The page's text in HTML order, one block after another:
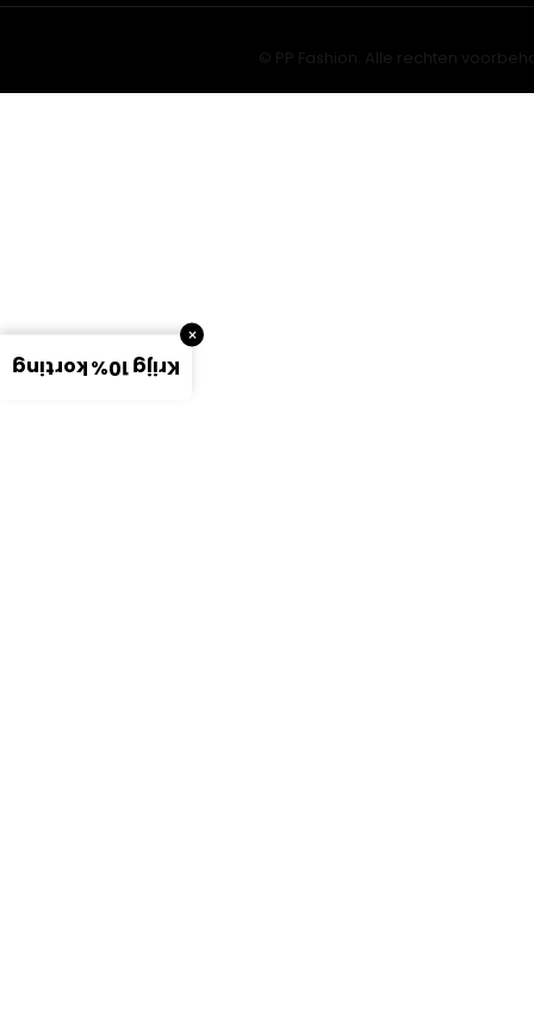
© PP Fashion. Alle rechten
Krijg 10% korting
×